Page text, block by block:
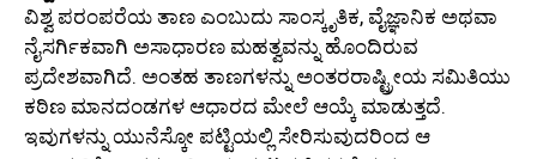
ವಿಶ್ವ ಪರಂಪರೆಯ ತಾಣ ಎಂಬುದು ಸಾಂಸ್ಕೃತಿಕ, ವೈಜ್ಞಾನಿಕ ಅಥವಾ
ನೈಸರ್ಗಿಕವಾಗಿ ಅಸಾಧಾರಣ ಮಹತ್ವವನ್ನು ಹೊಂದಿರುವ
ಪ್ರದೇಶವಾಗಿದೆ. ಅಂತಹ ತಾಣಗಳನ್ನು ಅಂತರರಾಷ್ಟ್ರೀಯ ಸಮಿತಿಯು
ಕಠಿಣ ಮಾನದಂಡಗಳ ಆಧಾರದ ಮೇಲೆ ಆಯ್ಕೆ ಮಾಡುತ್ತದೆ.
ಇವುಗಳನ್ನು ಯುನೆಸ್ಕೋ ಪಟ್ಟಿಯಲ್ಲಿ ಸೇರಿಸುವುದರಿಂದ ಆ